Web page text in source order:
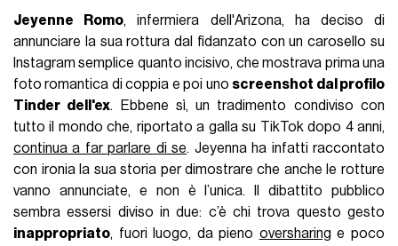
Jeyenne Romo, infermiera dell'Arizona, ha deciso di
annunciare la sua rottura dal fidanzato con un carosello su
Instagram semplice quanto incisivo, che mostrava prima una
foto romantica di coppia e poi uno screenshot dal profilo
Tinder dell'ex. Ebbene sì, un tradimento condiviso con
tutto il mondo che, riportato a galla su TikTok dopo 4 anni,
continua a far parlare di se. Jeyenna ha infatti raccontato
con ironia la sua storia per dimostrare che anche le rotture
vanno annunciate, e non è l’unica. Il dibattito pubblico
sembra essersi diviso in due: c’è chi trova questo gesto
inappropriato, fuori luogo, da pieno oversharing e poco